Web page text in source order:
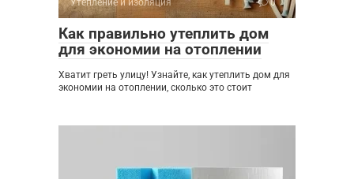
Утепление и изоляция 0
Как правильно утеплить дом
для экономии на отоплении
Хватит греть улицу! Узнайте, как утеплить дом для
экономии на отоплении, сколько это стоит